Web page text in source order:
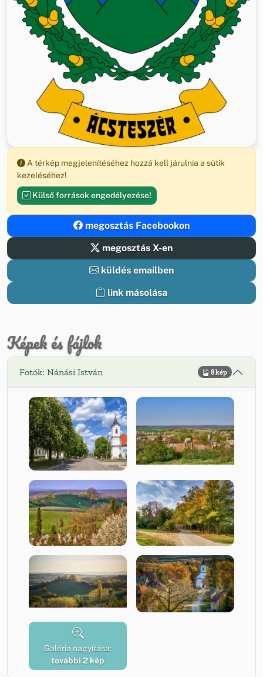
A térkép megjelenítéséhez hozzá kell járulnia a sütik
kezeléséhez!
Külső források engedélyezése!
megosztás Facebookon
megosztás X-en
küldés emailben
link másolása
Képek és fájlok
Fotók: Nánási István 8 kép
Galéria nagyítása:
további 2 kép